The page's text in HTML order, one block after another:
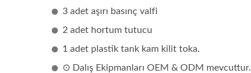
3 adet aşırı basınç valfi
2 adet hortum tutucu
1 adet plastik tank kam kilit toka.
⊙ Dalış Ekipmanları OEM & ODM mevcuttur.